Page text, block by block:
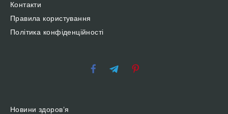
Контакти
Правила користування
Політика конфіденційності
Новини здоров’я